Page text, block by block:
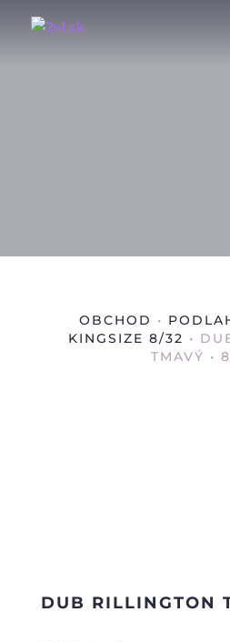
OBCHOD •
KINGSIZE 8/32 •
TMAVÝ •
DUB RILLINGTON